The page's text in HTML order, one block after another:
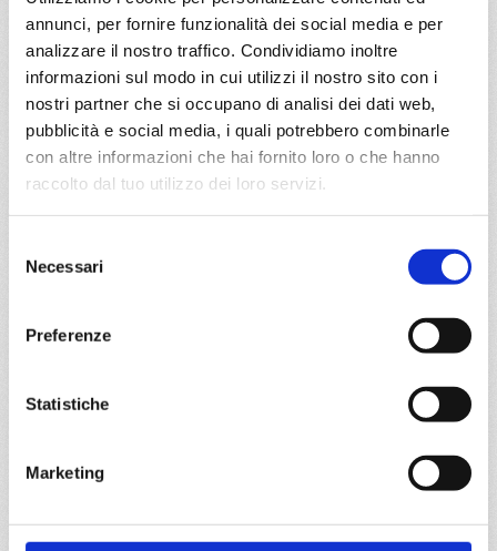
annunci, per fornire funzionalità dei social media e per
analizzare il nostro traffico. Condividiamo inoltre
informazioni sul modo in cui utilizzi il nostro sito con i
nostri partner che si occupano di analisi dei dati web,
pubblicità e social media, i quali potrebbero combinarle
con altre informazioni che hai fornito loro o che hanno
raccolto dal tuo utilizzo dei loro servizi.
delNecessari
Preferenze
Statistiche
Marketing
Mediterraneo 8 giorni
da Split croatia con MSC
Split croatia, Venezia, Dubrovnik, Corfu, Kotor, Brindisi, Split
croatia
DETTAGLI